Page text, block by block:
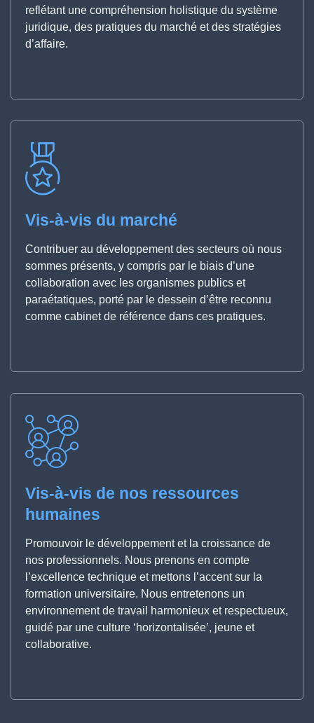
reflétant une compréhension holistique du système
juridique, des pratiques du marché et des stratégies
d’affaire.
Vis-à-vis du marché
Contribuer au développement des secteurs où nous
sommes présents, y compris par le biais d’une
collaboration avec les organismes publics et
paraétatiques, porté par le dessein d’être reconnu
comme cabinet de référence dans ces pratiques.
Vis-à-vis de nos ressources
humaines
Promouvoir le développement et la croissance de
nos professionnels. Nous prenons en compte
l’excellence technique et mettons l’accent sur la
formation universitaire. Nous entretenons un
environnement de travail harmonieux et respectueux,
guidé par une culture ‘horizontalisée’, jeune et
collaborative.